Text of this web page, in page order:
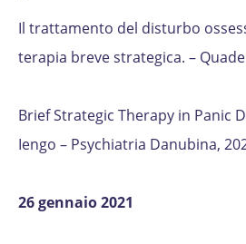
Il trattamento del disturbo
terapia breve strategica. –
Brief Strategic Therapy in Panic
Iengo – Psychiatria Danubina,
26 gennaio 2021